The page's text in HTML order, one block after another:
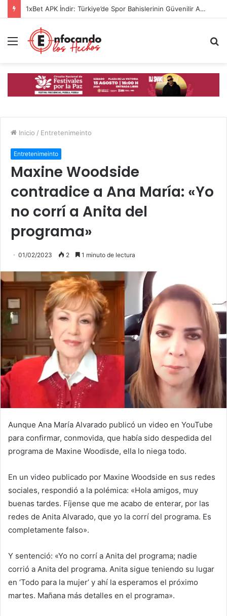
1xBet APK İndir: Türkiye’de Spor Bahislerinin Güvenilir Adresi
Menú
Inicio / Entretenimeinto
Entretenimeinto
Maxine Woodside
contradice a Ana María: «Yo
no corrí a Anita del
programa»
01/02/2023 2 1 minuto de lectura
Aunque Ana María Alvarado publicó un video en YouTube
para confirmar, conmovida, que había sido despedida del
programa de Maxine Woodisde, ella lo niega todo.
En un video publicado por Maxine Woodside en sus redes
sociales, respondió a la polémica: «Hola amigos, muy
buenas tardes. Fíjense que me acabo de enterar, por las
redes de Anita Alvarado, que yo la corrí del programa. Es
completamente falso».
Y sentenció: «Yo no corrí a Anita del programa; nadie
corrió a Anita del programa. Anita sigue teniendo su lugar
en ‘Todo para la mujer’ y ahí la esperamos el próximo
martes. Mañana más detalles en el programa».